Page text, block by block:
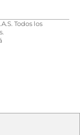
Todos los